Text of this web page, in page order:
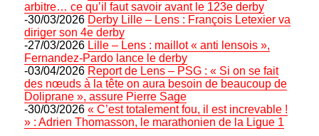
arbitre… ce qu’il faut savoir avant le 123e derby
-30/03/2026 Derby Lille – Lens : François Letexier va
diriger son 4e derby
-27/03/2026 Lille – Lens : maillot « anti lensois »,
Fernandez-Pardo lance le derby
-03/04/2026 Report de Lens – PSG : « Si on se fait
des nœuds à la tête on aura besoin de beaucoup de
Doliprane », assure Pierre Sage
-30/03/2026« C’est totalement fou, il est increvable !
» : Adrien Thomasson, le marathonien de la Ligue 1